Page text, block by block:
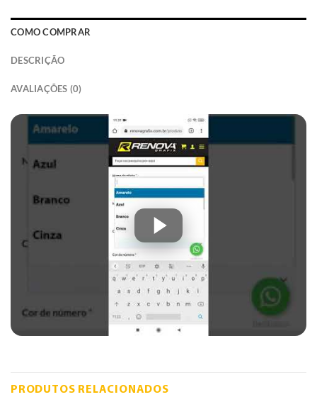
COMO COMPRAR
DESCRIÇÃO
AVALIAÇÕES (0)
PRODUTOS RELACIONADOS